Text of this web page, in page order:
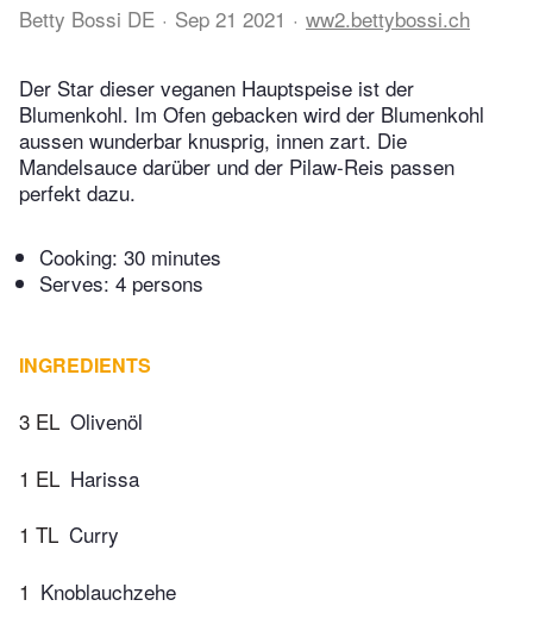
Betty Bossi DE Sep 21 2021 ww2.bettybossi.ch
Der Star dieser veganen Hauptspeise ist der
Blumenkohl. Im Ofen gebacken wird der Blumenkohl
aussen wunderbar knusprig, innen zart. Die
Mandelsauce darüber und der Pilaw-Reis passen
perfekt dazu.
Cooking: 30 minutes
Serves: 4 persons
INGREDIENTS
3 EL Olivenöl
1 EL Harissa
1 TL Curry
1 Knoblauchzehe